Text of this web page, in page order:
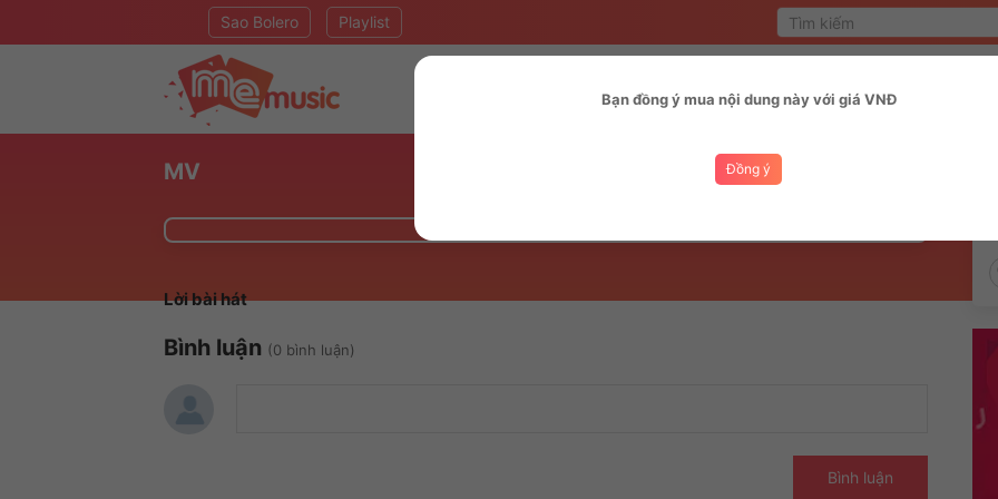
Sao Bolero Playlist
Trang chủ MV
MV
Lời bài hát
Bình luận (0 bình luận)
Bình luận
Bạn đồng ý mua nội dung này với giá VNĐ